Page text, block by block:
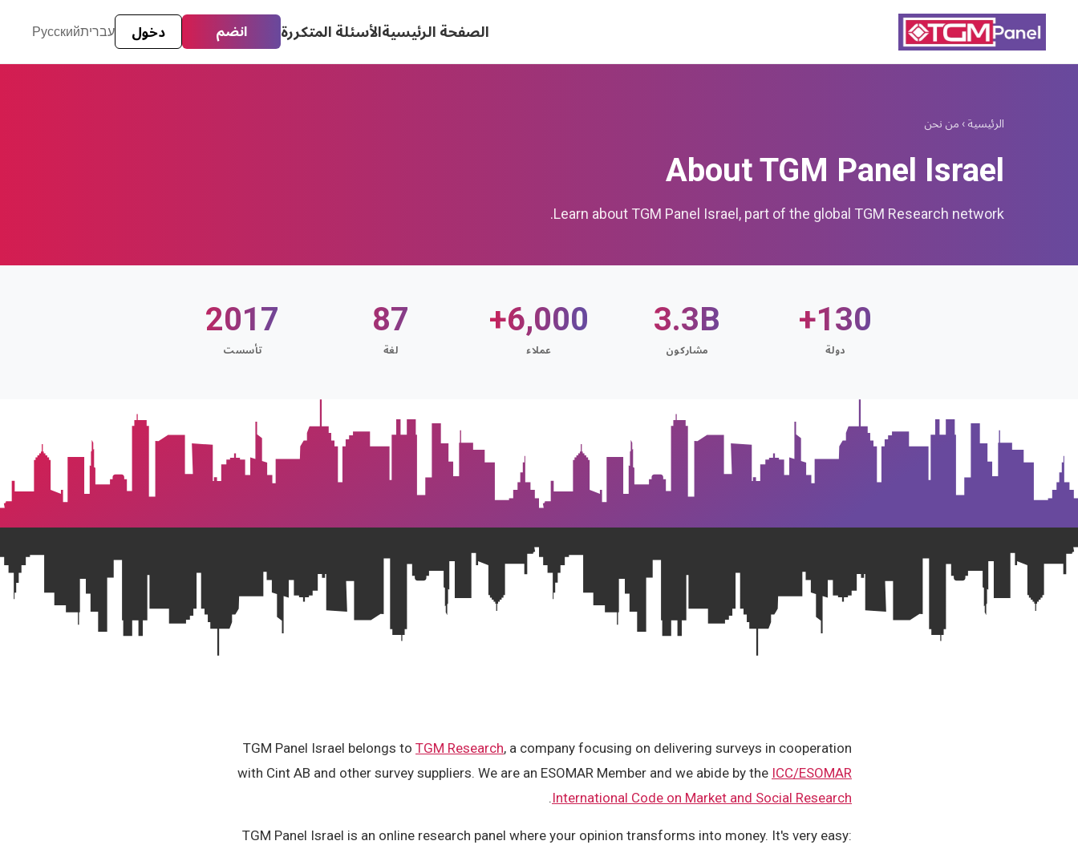
الصفحة الرئيسيةالأسئلة المتكررة انضم دخول עבריתРусский
الرئيسية › من نحن
About TGM Panel Israel
Learn about TGM Panel Israel, part of the global TGM Research network.
130+
دولة
3.3B
مشاركون
6,000+
عملاء
87
لغة
2017
تأسست
TGM Panel Israel belongs to TGM Research, a company focusing on delivering surveys in cooperation
with Cint AB and other survey suppliers. We are an ESOMAR Member and we abide by the ICC/ESOMAR
International Code on Market and Social Research
.
TGM Panel Israel is an online research panel where your opinion transforms into money. It's very easy: